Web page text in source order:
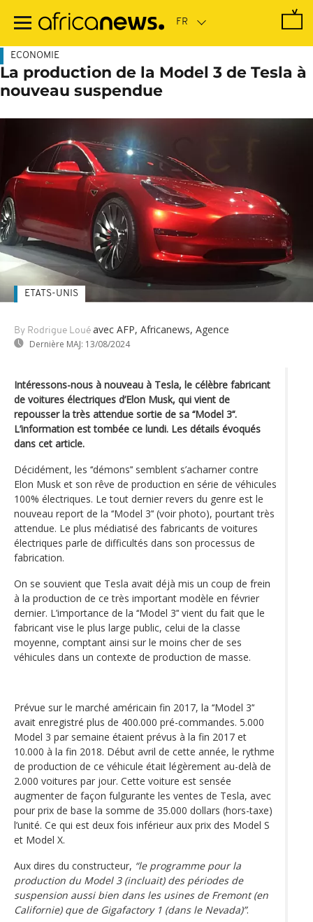
contenu
ECONOMIE
La production de la Model 3 de Tesla à
nouveau suspendue
By Rodrigue Loué avec AFP, Africanews, Agence
Dernière MAJ: 13/08/2024
ETATS-UNIS
Intéressons-nous à nouveau à Tesla, le célèbre fabricant
de voitures électriques d’Elon Musk, qui vient de
repousser la très attendue sortie de sa ‘‘Model 3’‘.
L’information est tombée ce lundi. Les détails évoqués
dans cet article.
Décidément, les ‘‘démons’‘ semblent s’acharner contre
Elon Musk et son rêve de production en série de véhicules
100% électriques. Le tout dernier revers du genre est le
nouveau report de la ‘‘Model 3’‘ (voir photo), pourtant très
attendue. Le plus médiatisé des fabricants de voitures
électriques parle de difficultés dans son processus de
fabrication.
On se souvient que Tesla avait déjà mis un coup de frein
à la production de ce très important modèle en février
dernier. L’importance de la ‘‘Model 3’‘ vient du fait que le
fabricant vise le plus large public, celui de la classe
moyenne, comptant ainsi sur le moins cher de ses
véhicules dans un contexte de production de masse.
Prévue sur le marché américain fin 2017, la ‘‘Model 3’‘
avait enregistré plus de 400.000 pré-commandes. 5.000
Model 3 par semaine étaient prévus à la fin 2017 et
10.000 à la fin 2018. Début avril de cette année, le rythme
de production de ce véhicule était légèrement au-delà de
2.000 voitures par jour. Cette voiture est sensée
augmenter de façon fulgurante les ventes de Tesla, avec
pour prix de base la somme de 35.000 dollars (hors-taxe)
l’unité. Ce qui est deux fois inférieur aux prix des Model S
et Model X.
Aux dires du constructeur, “le programme pour la
production du Model 3 (incluait) des périodes de
suspension aussi bien dans les usines de Fremont (en
Californie) que de Gigafactory 1 (dans le Nevada)”.